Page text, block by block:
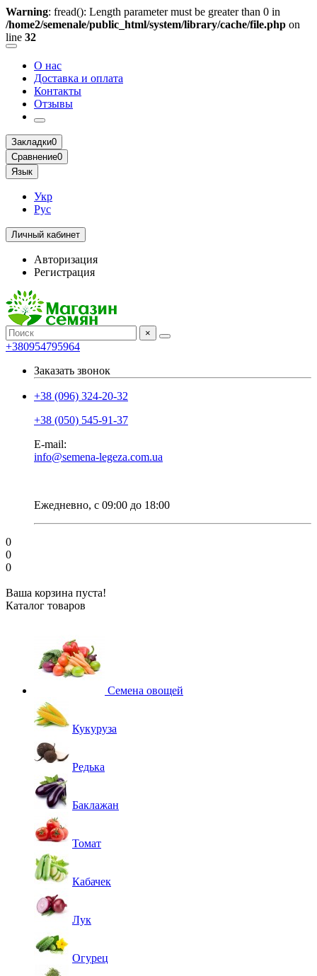
Warning: fread(): Length parameter must be greater than 0 in
/home2/semenale/public_html/system/library/cache/file.php on
line 32
О нас
Доставка и оплата
Контакты
Отзывы
Закладки0
Сравнение0
Язык
Укр
Рус
Личный кабинет
Авторизация
Регистрация
×
+380954795964
Заказать звонок
+38 (096) 324-20-32
+38 (050) 545-91-37
E-mail:
info@semena-legeza.com.ua
Ежедневно, с 09:00 до 18:00
0
0
0
Ваша корзина пуста!
Каталог товаров
Семена овощей
Кукуруза
Редька
Баклажан
Томат
Кабачек
Лук
Огурец